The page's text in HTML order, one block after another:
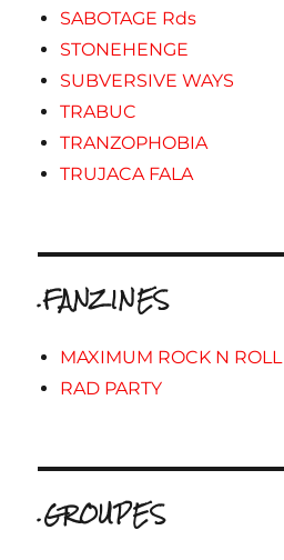
SABOTAGE Rds
STONEHENGE
SUBVERSIVE WAYS
TRABUC
TRANZOPHOBIA
TRUJACA FALA
.FANZINES
MAXIMUM ROCK N ROLL
RAD PARTY
.GROUPES